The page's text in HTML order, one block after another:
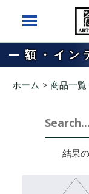
額・イン
ホーム > 商品一覧
Search
結果